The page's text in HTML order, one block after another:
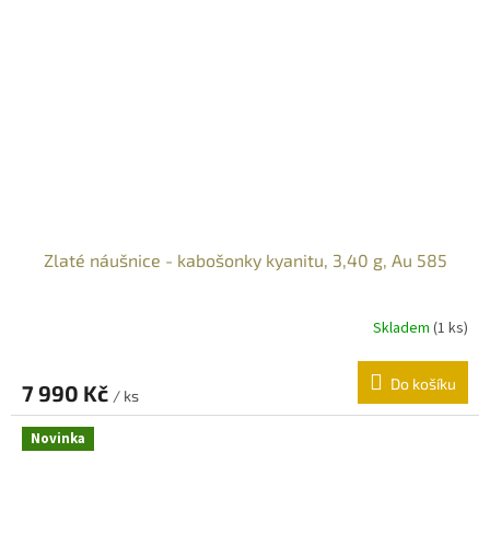
Zlaté náušnice - kabošonky kyanitu, 3,40 g, Au 585
Skladem (1 ks)
7 990 Kč / ks
Do košíku
Novinka